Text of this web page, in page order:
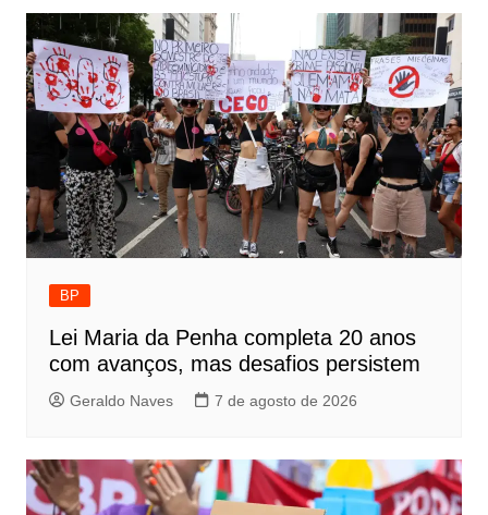
BP
Lei Maria da Penha completa 20 anos
com avanços, mas desafios persistem
Geraldo Naves 7 de agosto de 2026